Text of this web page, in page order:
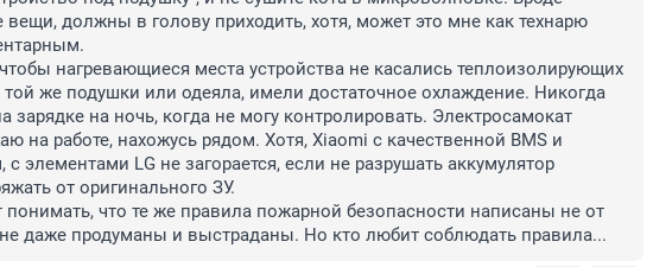
должны в голову приходить, хотя, может это мне как технарю
нагревающиеся места устройства не касались теплоизолирующих
той же подушки или одеяла, имели достаточное охлаждение. Никогда
зарядке на ночь, когда не могу контролировать. Электросамокат
на работе, нахожусь рядом. Хотя, Xiaomi с качественной BMS и
с элементами LG не загорается, если не разрушать аккумулятор
от оригинального ЗУ.
что те же правила пожарной безопасности написаны не от
даже продуманы и выстраданы. Но кто любит соблюдать правила...